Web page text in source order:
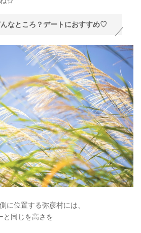
なところ？デートにおすすめ♡
に位置する弥彦村には、
と同じを高さを